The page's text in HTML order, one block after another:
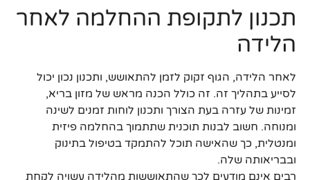
תכנון לתקופת ההחלמה לאחר
הלידה
לאחר הלידה, הגוף זקוק לזמן להתאושש, ותכנון נכון יכול
לסייע בתהליך זה. זה כולל הכנה מראש של מזון בריא,
זמינות של עזרה בעת הצורך ותכנון לוחות זמנים לשינה
ומנוחה. חשוב לבנות תוכנית שתתמוך בהחלמה פיזית
ומנטלית, כך שהאישה תוכל להתמקד בטיפול בתינוק
ובבריאותה שלה.
רבים אינם מודעים לכך שהתאוששות מהלידה עשויה לקחת